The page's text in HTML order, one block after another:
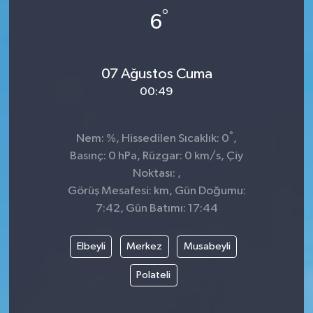
6°
07 Ağustos Cuma
00:49
Nem: %, Hissedilen Sıcaklık: 0° ,
Basınç: 0 hPa, Rüzgar: 0 km/s, Çiy
Noktası: ,
Görüş Mesafesi: km, Gün Doğumu:
7:42, Gün Batımı: 17:44
Elbeyli Merkez Musabeyli
Polateli
haber ara